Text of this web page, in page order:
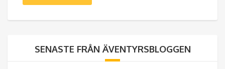
SENASTE FRÅN ÄVENTYRSBLOGGEN